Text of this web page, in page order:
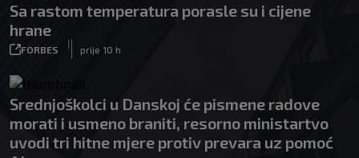
Sa rastom temperatura porasle su i cijene
hrane
FORBES
|
prije 10 h
Srednjoškolci u Danskoj će pismene radove
morati i usmeno braniti, resorno ministartvo
uvodi tri hitne mjere protiv prevara uz pomoć